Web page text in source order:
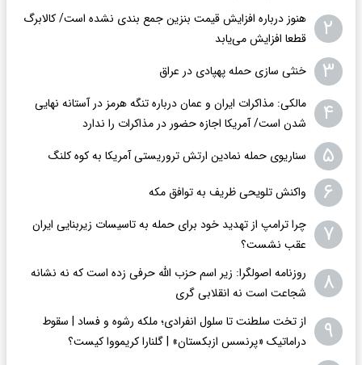
۲
هنوز درباره افزایش قیمت بنزین جمع بندی نشده است/ کالابرگ
قطعا افزایش می‌یابد
۳ خنثی سازی حمله پهپادی در عراق
۴
مالکی: مذاکرات ایران و عمان درباره تنگه هرمز در آستانه نهایی
شدن است/ آمریکا اجازه حضور در مذاکرات را ندارد
۵ سناریوی حمله نمادین ارتش تروریستی آمریکا به کوه کلنگ
۶ واکنش تلویحی ظریف به توافق مکه
۷
چرا ترامپ از تهدید خود برای حمله به تاسیسات زیربنایی ایران
عقب نشست؟
۸
روزنامه اصولگرا: زیر اسم حزب الله حرفی زده است که نه نشانه
شجاعت است نه انقلابی گری
۹
از تخت سلطنت تا سلول انفرادی؛ ملکه رشوه و فساد | سقوط
دراماتیک «پرنسس ازبکستان» | گلنارا کریمووا کیست؟